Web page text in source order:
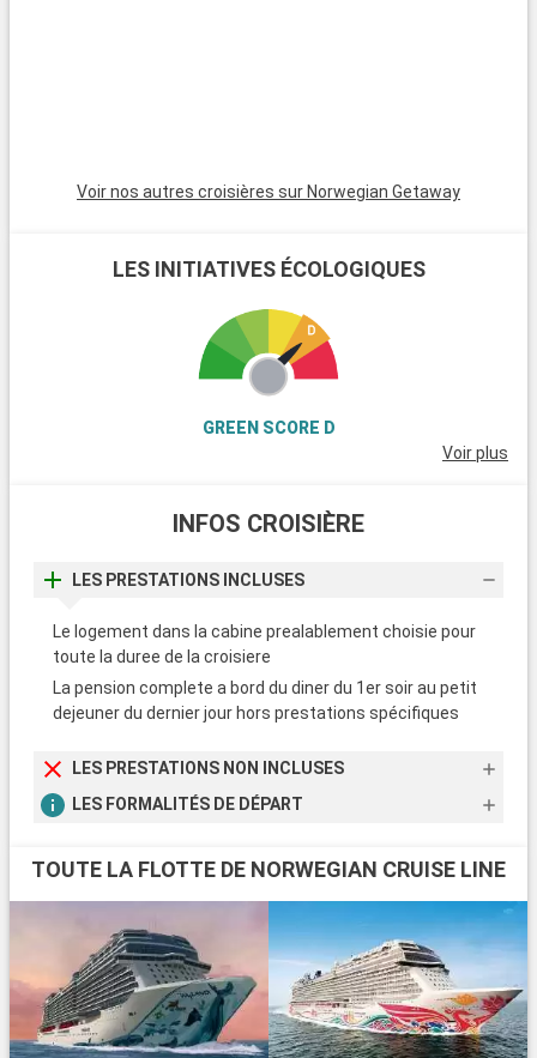
Voir nos autres croisières sur Norwegian Getaway
LES INITIATIVES ÉCOLOGIQUES
GREEN SCORE D
Voir plus
INFOS CROISIÈRE
LES PRESTATIONS INCLUSES
Le logement dans la cabine prealablement choisie pour
toute la duree de la croisiere
La pension complete a bord du diner du 1er soir au petit
dejeuner du dernier jour hors prestations spécifiques
LES PRESTATIONS NON INCLUSES
LES FORMALITÉS DE DÉPART
TOUTE LA FLOTTE DE NORWEGIAN CRUISE LINE